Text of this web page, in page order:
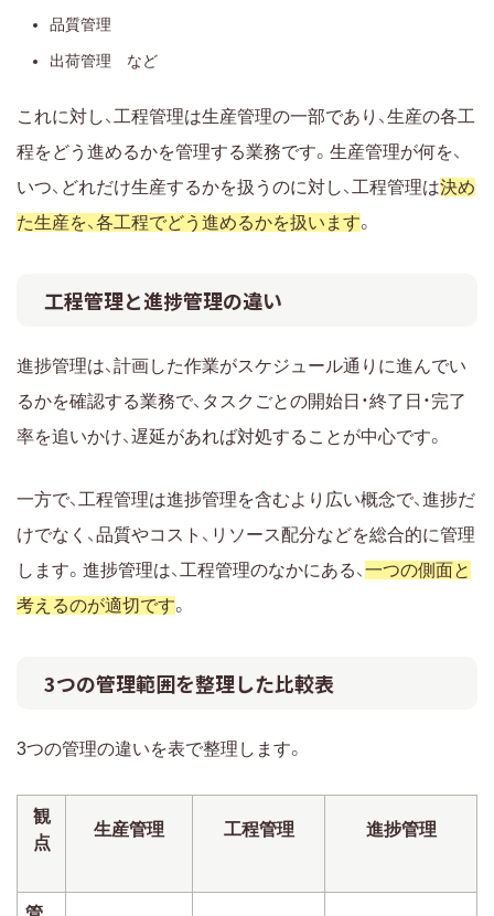
品質管理
出荷管理 など
これに対し、工程管理は生産管理の一部であり、生産の各工
程をどう進めるかを管理する業務です。生産管理が何を、
いつ、どれだけ生産するかを扱うのに対し、工程管理は決め
た生産を、各工程でどう進めるかを扱います。
工程管理と進捗管理の違い
進捗管理は、計画した作業がスケジュール通りに進んでい
るかを確認する業務で、タスクごとの開始日・終了日・完了
率を追いかけ、遅延があれば対処することが中心です。
一方で、工程管理は進捗管理を含むより広い概念で、進捗だ
けでなく、品質やコスト、リソース配分などを総合的に管理
します。進捗管理は、工程管理のなかにある、 一つの側面と
考えるのが適切です。
3つの管理範囲を整理した比較表
3つの管理の違いを表で整理します。
観
点
生産管理 工程管理 進捗管理